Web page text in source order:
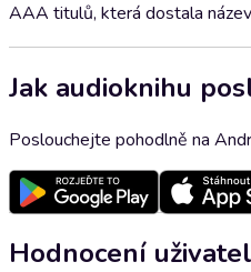
AAA titulů, která dostala
Jak audioknihu
Poslouchejte pohodlně na
Hodnocení